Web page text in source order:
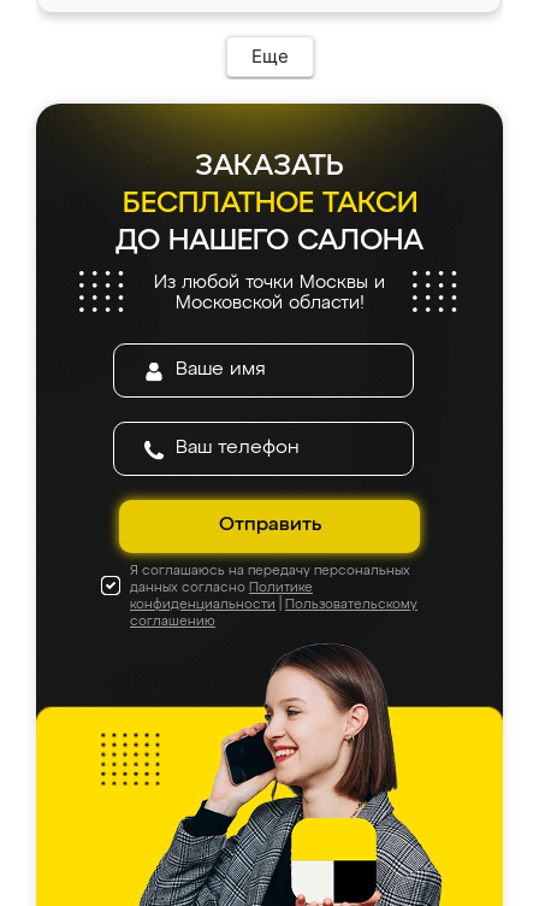
Еще
ЗАКАЗАТЬ
БЕСПЛАТНОЕ ТАКСИ
ДО НАШЕГО САЛОНА
Из любой точки Москвы и
Московской области!
Отправить
Я соглашаюсь на передачу персональных
данных согласно Политике
конфиденциальности
Пользовательскому
соглашению